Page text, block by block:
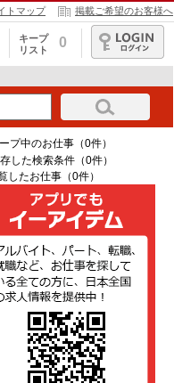
トマップ 掲載ご希望のお客様へ
キープ
リスト
0
ログイン
プ中のお仕事（0件）
した検索条件（0件）
したお仕事（0件）